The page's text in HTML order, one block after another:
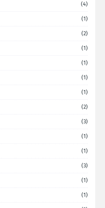
(4)
(1)
(2)
(1)
(1)
(1)
(1)
(2)
(3)
(1)
(1)
(3)
(1)
(1)